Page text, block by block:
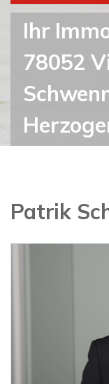
Ihr
78052
Patrik